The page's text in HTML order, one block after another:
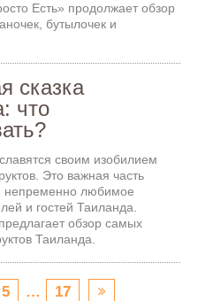
Есть» продолжает обзор
бутылочек и
сказка
что
своим изобилием
Это важная часть
непременно любимое
и гостей Таиланда.
обзор самых
Таиланда.
5 … 17